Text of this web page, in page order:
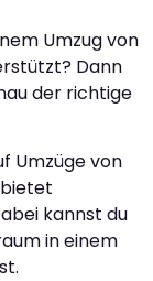
Umzug von
Dann
der richtige
Umzüge von
kannst du
in einem